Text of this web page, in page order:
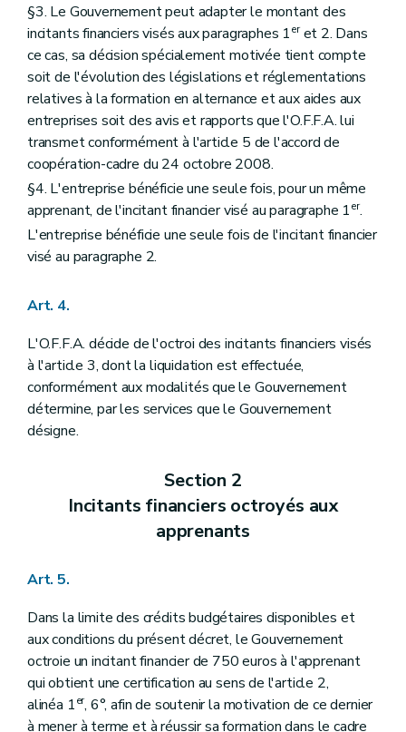
§3. Le Gouvernement peut adapter le montant des
incitants financiers visés aux paragraphes 1eret 2. Dans
ce cas, sa décision spécialement motivée tient compte
soit de l'évolution des législations et réglementations
relatives à la formation en alternance et aux aides aux
entreprises soit des avis et rapports que l'O.F.F.A. lui
transmet conformément à l'article 5 de l'accord de
coopération-cadre du 24 octobre 2008.
§4. L'entreprise bénéficie une seule fois, pour un même
apprenant, de l'incitant financier visé au paragraphe 1er.
L'entreprise bénéficie une seule fois de l'incitant financier
visé au paragraphe 2.
Art. 4.
L'O.F.F.A. décide de l'octroi des incitants financiers visés
à l'article 3, dont la liquidation est effectuée,
conformément aux modalités que le Gouvernement
détermine, par les services que le Gouvernement
désigne.
Section 2
Incitants financiers octroyés aux
apprenants
Art. 5.
Dans la limite des crédits budgétaires disponibles et
aux conditions du présent décret, le Gouvernement
octroie un incitant financier de 750 euros à l'apprenant
qui obtient une certification au sens de l'article 2,
alinéa 1er, 6°, afin de soutenir la motivation de ce dernier
à mener à terme et à réussir sa formation dans le cadre